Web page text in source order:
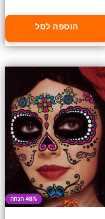
הוספה לסל
48% הנחה